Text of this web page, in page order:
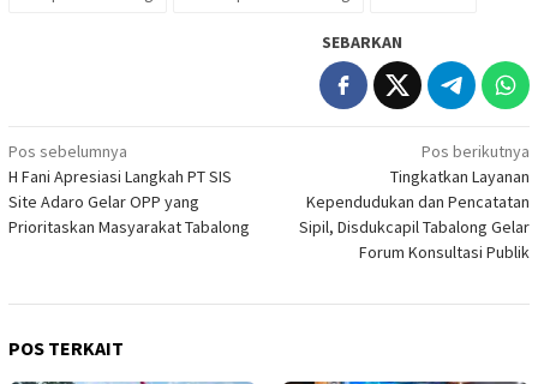
SEBARKAN
Navigasi
pos
Pos sebelumnya
H Fani Apresiasi Langkah PT SIS
Site Adaro Gelar OPP yang
Prioritaskan Masyarakat Tabalong
Pos berikutnya
Tingkatkan Layanan
Kependudukan dan Pencatatan
Sipil, Disdukcapil Tabalong Gelar
Forum Konsultasi Publik
POS TERKAIT